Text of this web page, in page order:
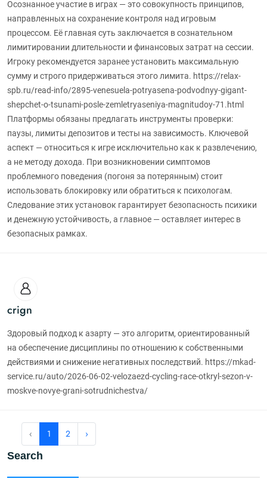
Осознанное участие в играх — это совокупность принципов,
направленных на сохранение контроля над игровым
процессом. Её главная суть заключается в сознательном
лимитировании длительности и финансовых затрат на сессии.
Игроку рекомендуется заранее установить максимальную
сумму и строго придерживаться этого лимита. https://relax-
spb.ru/read-info/2895-venesuela-potryasena-podvodnyy-gigant-
shepchet-o-tsunami-posle-zemletryaseniya-magnitudoy-71.html
Платформы обязаны предлагать инструменты проверки:
паузы, лимиты депозитов и тесты на зависимость. Ключевой
аспект — относиться к игре исключительно как к развлечению,
а не методу дохода. При возникновении симптомов
проблемного поведения (погоня за потерянным) стоит
использовать блокировку или обратиться к психологам.
Следование этих установок гарантирует безопасность психики
и денежную устойчивость, а главное — оставляет интерес в
безопасных рамках.
crign
Здоровый подход к азарту — это алгоритм, ориентированный
на обеспечение дисциплины по отношению к собственными
действиями и снижение негативных последствий. https://mkad-
service.ru/auto/2026-06-02-velozaezd-cycling-race-otkryl-sezon-v-
moskve-novye-grani-sotrudnichestva/
‹ 1 2
›
Search